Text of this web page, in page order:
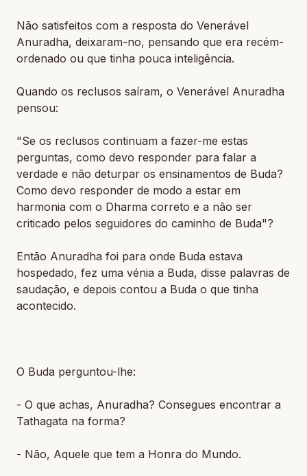
Não satisfeitos com a resposta do Venerável
Anuradha, deixaram-no, pensando que era recém-
ordenado ou que tinha pouca inteligência.
Quando os reclusos saíram, o Venerável Anuradha
pensou:
"Se os reclusos continuam a fazer-me estas
perguntas, como devo responder para falar a
verdade e não deturpar os ensinamentos de Buda?
Como devo responder de modo a estar em
harmonia com o Dharma correto e a não ser
criticado pelos seguidores do caminho de Buda"?
Então Anuradha foi para onde Buda estava
hospedado, fez uma vénia a Buda, disse palavras de
saudação, e depois contou a Buda o que tinha
acontecido.
O Buda perguntou-lhe:
- O que achas, Anuradha? Consegues encontrar a
Tathagata na forma?
- Não, Aquele que tem a Honra do Mundo.